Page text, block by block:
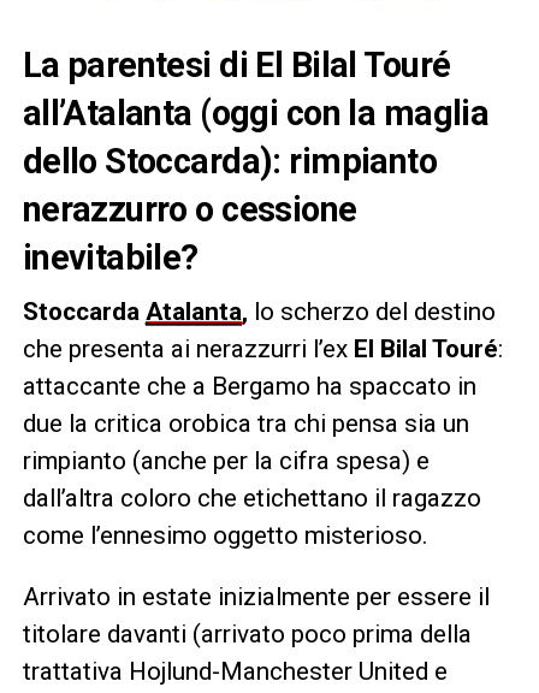
La parentesi di El Bilal Touré
all’Atalanta (oggi con la maglia
dello Stoccarda): rimpianto
nerazzurro o cessione
inevitabile?
Stoccarda Atalanta, lo scherzo del destino
che presenta ai nerazzurri l’ex El Bilal Touré:
attaccante che a Bergamo ha spaccato in
due la critica orobica tra chi pensa sia un
rimpianto (anche per la cifra spesa) e
dall’altra coloro che etichettano il ragazzo
come l’ennesimo oggetto misterioso.
Arrivato in estate inizialmente per essere il
titolare davanti (arrivato poco prima della
trattativa Hojlund-Manchester United e